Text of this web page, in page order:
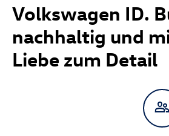
Volkswagen ID.
nachhaltig und
Liebe zum Detail